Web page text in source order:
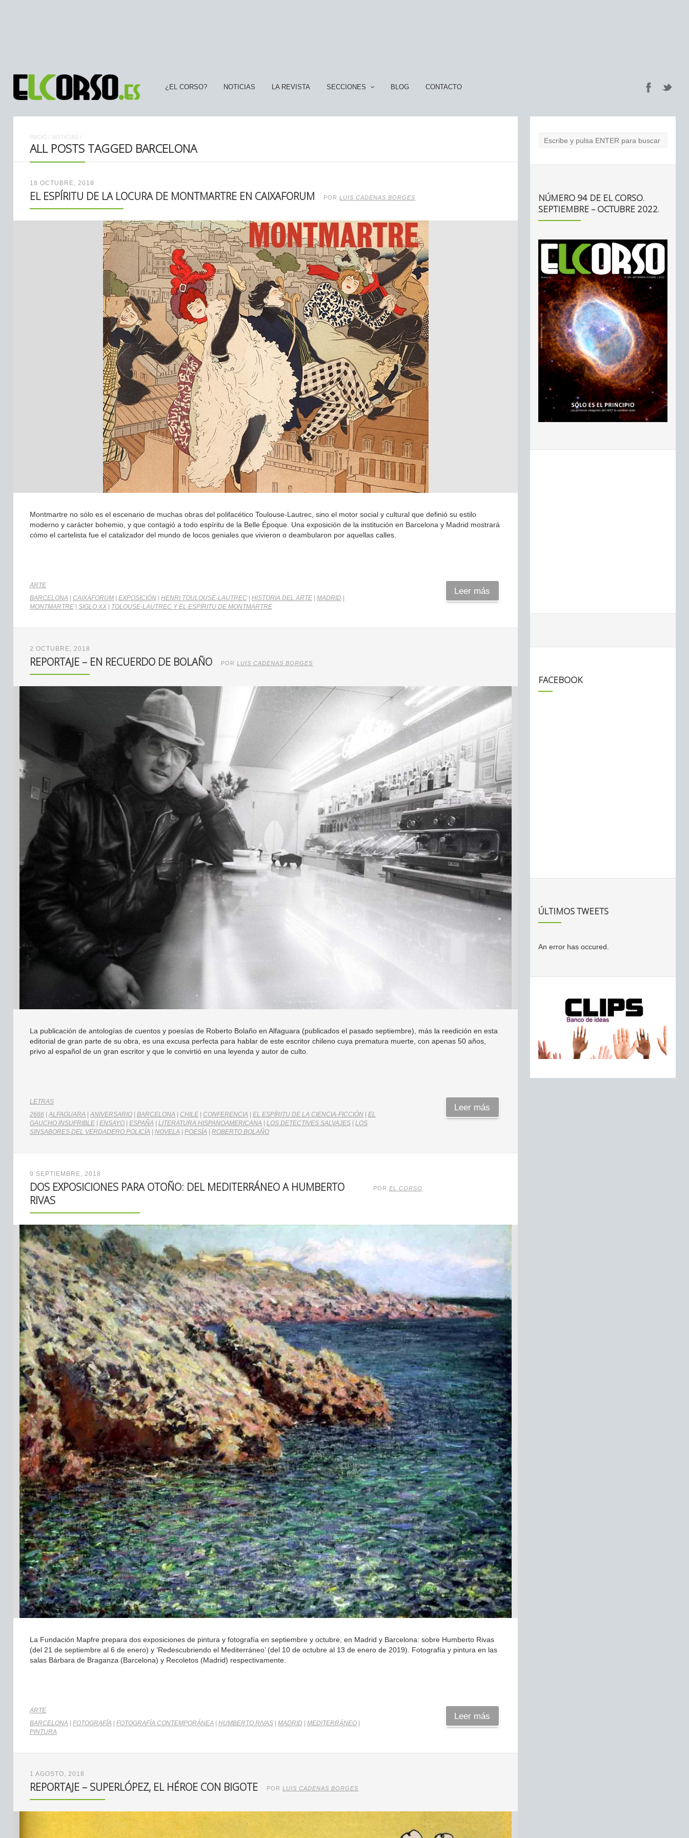
¿EL CORSO? NOTICIAS LA REVISTA SECCIONES BLOG CONTACTO
INICIO / NOTICIAS /
ALL POSTS TAGGED BARCELONA
18 OCTUBRE, 2018
EL ESPÍRITU DE LA LOCURA DE MONTMARTRE EN CAIXAFORUM PORLUIS CADENAS BORGES
Montmartre no sólo es el escenario de muchas obras del polifacético Toulouse-Lautrec, sino el motor social y cultural que definió su estilo
moderno y carácter bohemio, y que contagió a todo espíritu de la Belle Époque. Una exposición de la institución en Barcelona y Madrid mostrará
cómo el cartelista fue el catalizador del mundo de locos geniales que vivieron o deambularon por aquellas calles.
ARTE
BARCELONA
CAIXAFORUM EXPOSICIÓN HENRI TOULOUSE-LAUTREC HISTORIA DEL ARTE MADRID
MONTMARTRE
SIGLO XX TOLOUSE-LAUTREC Y EL ESPÍRITU DE MONTMARTRE
Leer más
2 OCTUBRE, 2018
REPORTAJE – EN RECUERDO DE BOLAÑO PORLUIS CADENAS BORGES
La publicación de antologías de cuentos y poesías de Roberto Bolaño en Alfaguara (publicados el pasado septiembre), más la reedición en esta
editorial de gran parte de su obra, es una excusa perfecta para hablar de este escritor chileno cuya prematura muerte, con apenas 50 años,
privo al español de un gran escritor y que le convirtió en una leyenda y autor de culto.
LETRAS
2666 |ALFAGUARA |ANIVERSARIO BARCELONA CHILE CONFERENCIA EL ESPÍRITU DE LA CIENCIA-FICCIÓN
EL
GAUCHO INSUFRIBLE
ENSAYO ESPAÑA LITERATURA HISPANOAMERICANA LOS DETECTIVES SALVAJES
LOS
SINSABORES DEL VERDADERO POLICÍA
NOVELA POESÍA ROBERTO BOLAÑO
Leer más
9 SEPTIEMBRE, 2018
DOS EXPOSICIONES PARA OTOÑO: DEL MEDITERRÁNEO A HUMBERTO
RIVAS
POR EL CORSO
La Fundación Mapfre prepara dos exposiciones de pintura y fotografía en septiembre y octubre, en Madrid y Barcelona: sobre Humberto Rivas
(del 21 de septiembre al 6 de enero) y ‘Redescubriendo el Mediterráneo’ (del 10 de octubre al 13 de enero de 2019). Fotografía y pintura en las
salas Bárbara de Braganza (Barcelona) y Recoletos (Madrid) respectivamente.
ARTE
BARCELONA
FOTOGRAFÍA FOTOGRAFÍA CONTEMPORÁNEA HUMBERTO RIVAS MADRID MEDITERRÁNEO
PINTURA
Leer más
1 AGOSTO, 2018
REPORTAJE – SUPERLÓPEZ, EL HÉROE CON BIGOTE PORLUIS CADENAS BORGES
NÚMERO 94 DE EL CORSO.
SEPTIEMBRE – OCTUBRE 2022.
FACEBOOK
ÚLTIMOS TWEETS
An error has occured.